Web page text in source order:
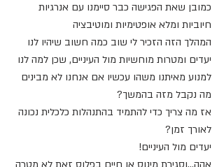
כמובן שאת הפגישה כבר סיימנו עם אנרגיות
חיוביות ומלא אופטימיות ומוטיבציה
המהלך הזה הזכיר לי שוב כמה חשוב שיהיו לנו
יעדים ומטרות מוחשיות מול העיניים, שכן למה לנו
למנוע מאיתנו משהו עכשיו אם אנחנו לא מבינים
מה נקבל מזה בהמשך?
אז מה צריך כדי להתמיד בהתנהלות כלכלית נכונה
לאורך זמן?
יעדים מול העיניים!